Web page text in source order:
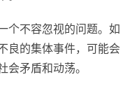
个不容忽视的问题。如
良的集体事件，可能会
矛盾和动荡。